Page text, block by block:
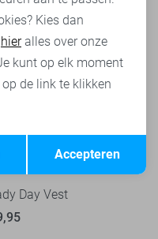
Day Vest
Opslaan
Kies dan
hieralles over onze
kunt op elk moment
de link te klikken
Accepteren